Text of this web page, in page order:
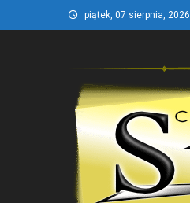
to
piątek, 07 sierpnia, 2026